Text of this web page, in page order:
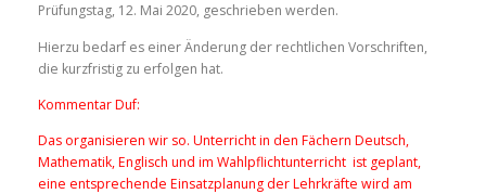
Prüfungstag, 12. Mai 2020, geschrieben werden.
Hierzu bedarf es einer Änderung der rechtlichen Vorschriften,
die kurzfristig zu erfolgen hat.
Kommentar Duf:
Das organisieren wir so. Unterricht in den Fächern Deutsch,
Mathematik, Englisch und im Wahlpflichtunterricht ist geplant,
eine entsprechende Einsatzplanung der Lehrkräfte wird am